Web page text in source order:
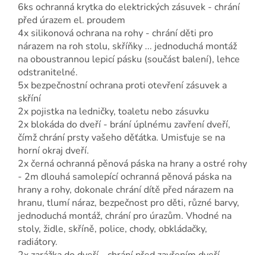
6ks ochranná krytka do elektrických zásuvek - chrání
před úrazem el. proudem
4x silikonová ochrana na rohy - chrání děti pro
nárazem na roh stolu, skříňky ... jednoduchá montáž
na oboustrannou lepicí pásku (součást balení), lehce
odstranitelné.
5x bezpečnostní ochrana proti otevření zásuvek a
skříní
2x pojistka na ledničky, toaletu nebo zásuvku
2x blokáda do dveří - brání úplnému zavření dveří,
čímž chrání prsty vašeho děťátka. Umisťuje se na
horní okraj dveří.
2x černá ochranná pěnová páska na hrany a ostré rohy
- 2m dlouhá samolepící ochranná pěnová páska na
hrany a rohy, dokonale chrání dítě před nárazem na
hranu, tlumí náraz, bezpečnost pro děti, různé barvy,
jednoduchá montáž, chrání pro úrazům. Vhodné na
stoly, židle, skříně, police, chody, obkládačky,
radiátory.